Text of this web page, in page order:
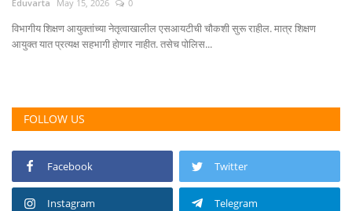
Eduvarta May 15, 2026 0
विभागीय शिक्षण आयुक्तांच्या नेतृत्वाखालील एसआयटीची चौकशी सुरू राहील. मात्र शिक्षण
आयुक्त यात प्रत्यक्ष सहभागी होणार नाहीत. तसेच पोलिस...
FOLLOW US
Facebook Twitter
Instagram Telegram